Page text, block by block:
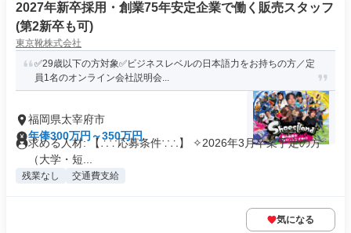
2027年新卒採用・創業75年安定企業で働く販売スタッフ
(第2新卒も可)
東京靴株式会社
✅29歳以下の方対象✅ビジネスレベルの日本語力をお持ちの方／定
員1名のオンライン会社説明会...
福岡県太宰府市
年俸300万円～350万円
求める人材: 【∴∵応募条件∵∴】 ✧2026年3月卒業予定の方
（大学・短...
残業なし 交通費支給
気になる